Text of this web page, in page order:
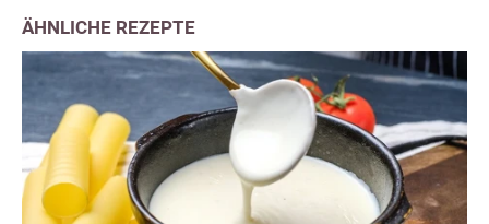
ÄHNLICHE REZEPTE